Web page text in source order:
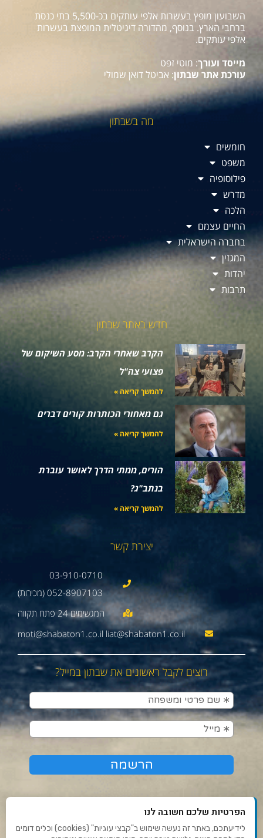
השבועון מופץ בעשרות אלפי עותקים בכ-5,500 בתי כנסת
ברחבי הארץ. בנוסף, מהדורה דיגיטלית המופצת בעשרות
אלפי עותקים.
מייסד ועורך: מוטי זפט
עורכת אתר שבתון: אביטל דואן שמולי
מה בשבתון
חומשים
משפט
פילוסופיה
מדרש
הלכה
החיים עצמם
בחברה הישראלית
המגזין
יהדות
תרבות
חדש באתר שבתון
הקרב שאחרי הקרב: מסע השיקום של
פצועי צה"ל
להמשך קריאה »
גם מאחורי הכותרות קורים דברים
להמשך קריאה »
הורים, ממתי הדרך לאושר עוברת
בנתב"ג?
להמשך קריאה »
יצירת קשר
03-910-0710
052-8907103 (מכירות)
moti@shabaton1.co.il liat@shabaton1.co.il
רוצים לקבל ראשונים את שבתון במייל?
הפרטיות שלכם חשובה לנו
לידיעתכם, באתר זה נעשה שימוש ב"קבצי עוגיות" (cookies) וכלים דומים